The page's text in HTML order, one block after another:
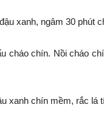
xanh, ngâm 30 phút
cháo chín. Nồi cháo
xanh chín mềm, rắc lá